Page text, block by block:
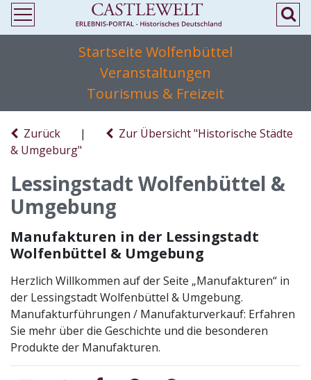
Startseite Wolfenbüttel
Veranstaltungen
Tourismus & Freizeit
Zurück |
Zur Übersicht "Historische Städte
& Umgeburg"
Lessingstadt Wolfenbüttel &
Umgebung
Manufakturen in der Lessingstadt
Wolfenbüttel & Umgebung
Herzlich Willkommen auf der Seite „Manufakturen“ in
der Lessingstadt Wolfenbüttel & Umgebung.
Manufakturführungen / Manufakturverkauf: Erfahren
Sie mehr über die Geschichte und die besonderen
Produkte der Manufakturen.